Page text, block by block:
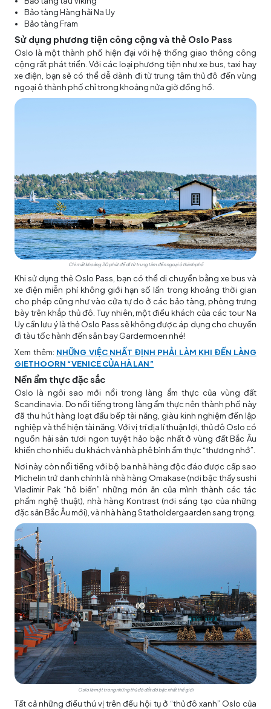
Bảo tàng Hàng hải Na Uy
Bảo tàng Fram
Sử dụng phương tiện công cộng và thẻ Oslo Pass
Oslo là một thành phố hiện đại với hệ thống giao thông công
cộng rất phát triển. Với các loại phương tiện như xe bus, taxi hay
xe điện, bạn sẽ có thể dễ dành đi từ trung tâm thủ đô đến vùng
ngoại ô thành phố chỉ trong khoảng nửa giờ đồng hồ.
Chỉ mất khoảng 30 phút để đi từ trung tâm đến ngoại ô thành phố
Khi sử dụng thẻ Oslo Pass, bạn có thể di chuyển bằng xe bus và
xe điện miễn phí không giới hạn số lần trong khoảng thời gian
cho phép cũng như vào cửa tự do ở các bảo tàng, phòng trưng
bày trên khắp thủ đô. Tuy nhiên, một điều khách của các tour Na
Uy cần lưu ý là thẻ Oslo Pass sẽ không được áp dụng cho chuyến
đi tàu tốc hành đến sân bay Gardermoen nhé!
Xem thêm: NHỮNG VIỆC NHẤT ĐỊNH PHẢI LÀM KHI ĐẾN LÀNG
GIETHOORN “VENICE CỦA HÀ LAN”
Nền ẩm thực đặc sắc
Oslo là ngôi sao mới nổi trong làng ẩm thực của vùng đất
Scandinavia. Do nổi tiếng trong làng ẩm thực nên thành phố này
đã thu hút hàng loạt đầu bếp tài năng, giàu kinh nghiệm đến lập
nghiệp và thể hiện tài năng. Với vị trí địa lí thuận lợi, thủ đô Oslo có
nguồn hải sản tươi ngon tuyệt hảo bậc nhất ở vùng đất Bắc Âu
khiến cho nhiều du khách và nhà phê bình ẩm thực “thương nhớ”.
Nơi này còn nổi tiếng với bộ ba nhà hàng độc đáo được cấp sao
Michelin trứ danh chính là nhà hàng Omakase (nơi bậc thầy sushi
Vladimir Pak “hô biến” những món ăn của mình thành các tác
phẩm nghệ thuật), nhà hàng Kontrast (nơi sáng tạo của những
đặc sản Bắc Âu mới), và nhà hàng Statholdergaarden sang trọng.
Oslo là một trong những thủ đô đắt đỏ bậc nhất thế giới
Tất cả những điều thú vị trên đều hội tụ ở “thủ đô xanh” Oslo của